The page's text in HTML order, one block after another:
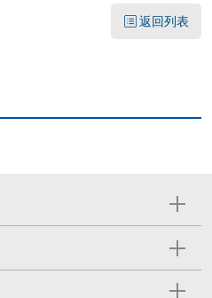
返回列表